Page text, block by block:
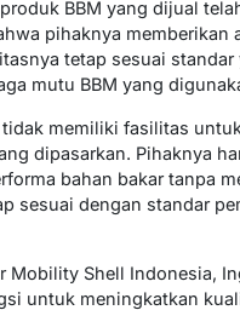
BBM yang dijual
pihaknya memberikan
tetap sesuai
mutu BBM yang
memiliki fasilitas
dipasarkan. Pihaknya
bahan bakar tanpa
sesuai dengan standar
Mobility Shell Indonesia,
untuk meningkatkan